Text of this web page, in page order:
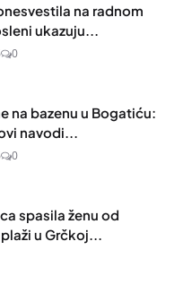
na radnom
ukazuju...
0
na bazenu u Bogatiću:
navodi...
0
spasila ženu od
u Grčkoj...